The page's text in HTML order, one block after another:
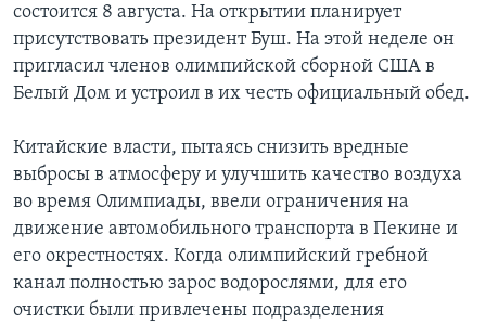
НЬЮ-ЙОРК NEW YORK
АМЕРИКА. БОЛЬШОЕ ПУТЕШЕСТВИЕ
ПОДПИСКА НА НОВОСТИ
СОЦИАЛЬНЫЕ СЕТИ
Языки
состоится 8 августа. На открытии планирует
присутствовать президент Буш. На этой неделе он
пригласил членов олимпийской сборной США в
Белый Дом и устроил в их честь официальный обед.
Китайские власти, пытаясь снизить вредные
выбросы в атмосферу и улучшить качество воздуха
во время Олимпиады, ввели ограничения на
движение автомобильного транспорта в Пекине и
его окрестностях. Когда олимпийский гребной
канал полностью зарос водорослями, для его
очистки были привлечены подразделения